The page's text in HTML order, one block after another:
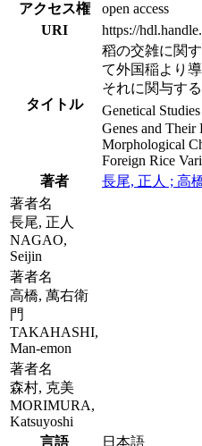
アクセス権
open access
URI
https://
タイトル
稻の交雑に関
て外国稲より
それに関与す
Genetical
Genes and Their
Morphological
Foreign Rice
著者
長尾, 正人 ; 高
著者名
長尾, 正人
NAGAO,
Seijin
著者名
高橋, 萬右衛
門
TAKAHASHI,
Man-emon
著者名
森村, 克美
MORIMURA,
Katsuyoshi
言語
日本語